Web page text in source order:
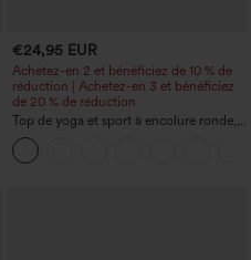
€24,95 EUR
Achetez-en 2 et bénéficiez de 10 % de
réduction | Achetez-en 3 et bénéficiez
de 20 % de réduction
Top de yoga et sport à encolure ronde,
manches courtes, à fronces, effet
rafraîchissant au toucher - UPF50+